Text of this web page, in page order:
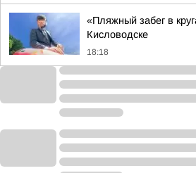
«Пляжный забег в
Кисловодске
18:18